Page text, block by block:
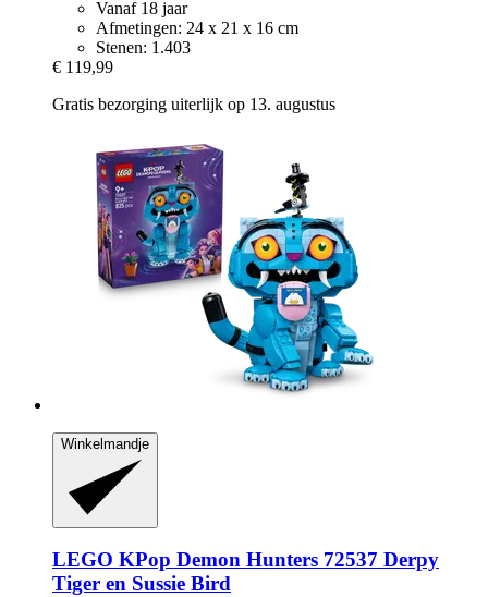
Vanaf 18 jaar
Afmetingen: 24 x 21 x 16 cm
Stenen: 1.403
€ 119,99
Gratis bezorging uiterlijk op 13. augustus
Winkelmandje
LEGO KPop Demon Hunters 72537 Derpy
Tiger en Sussie Bird